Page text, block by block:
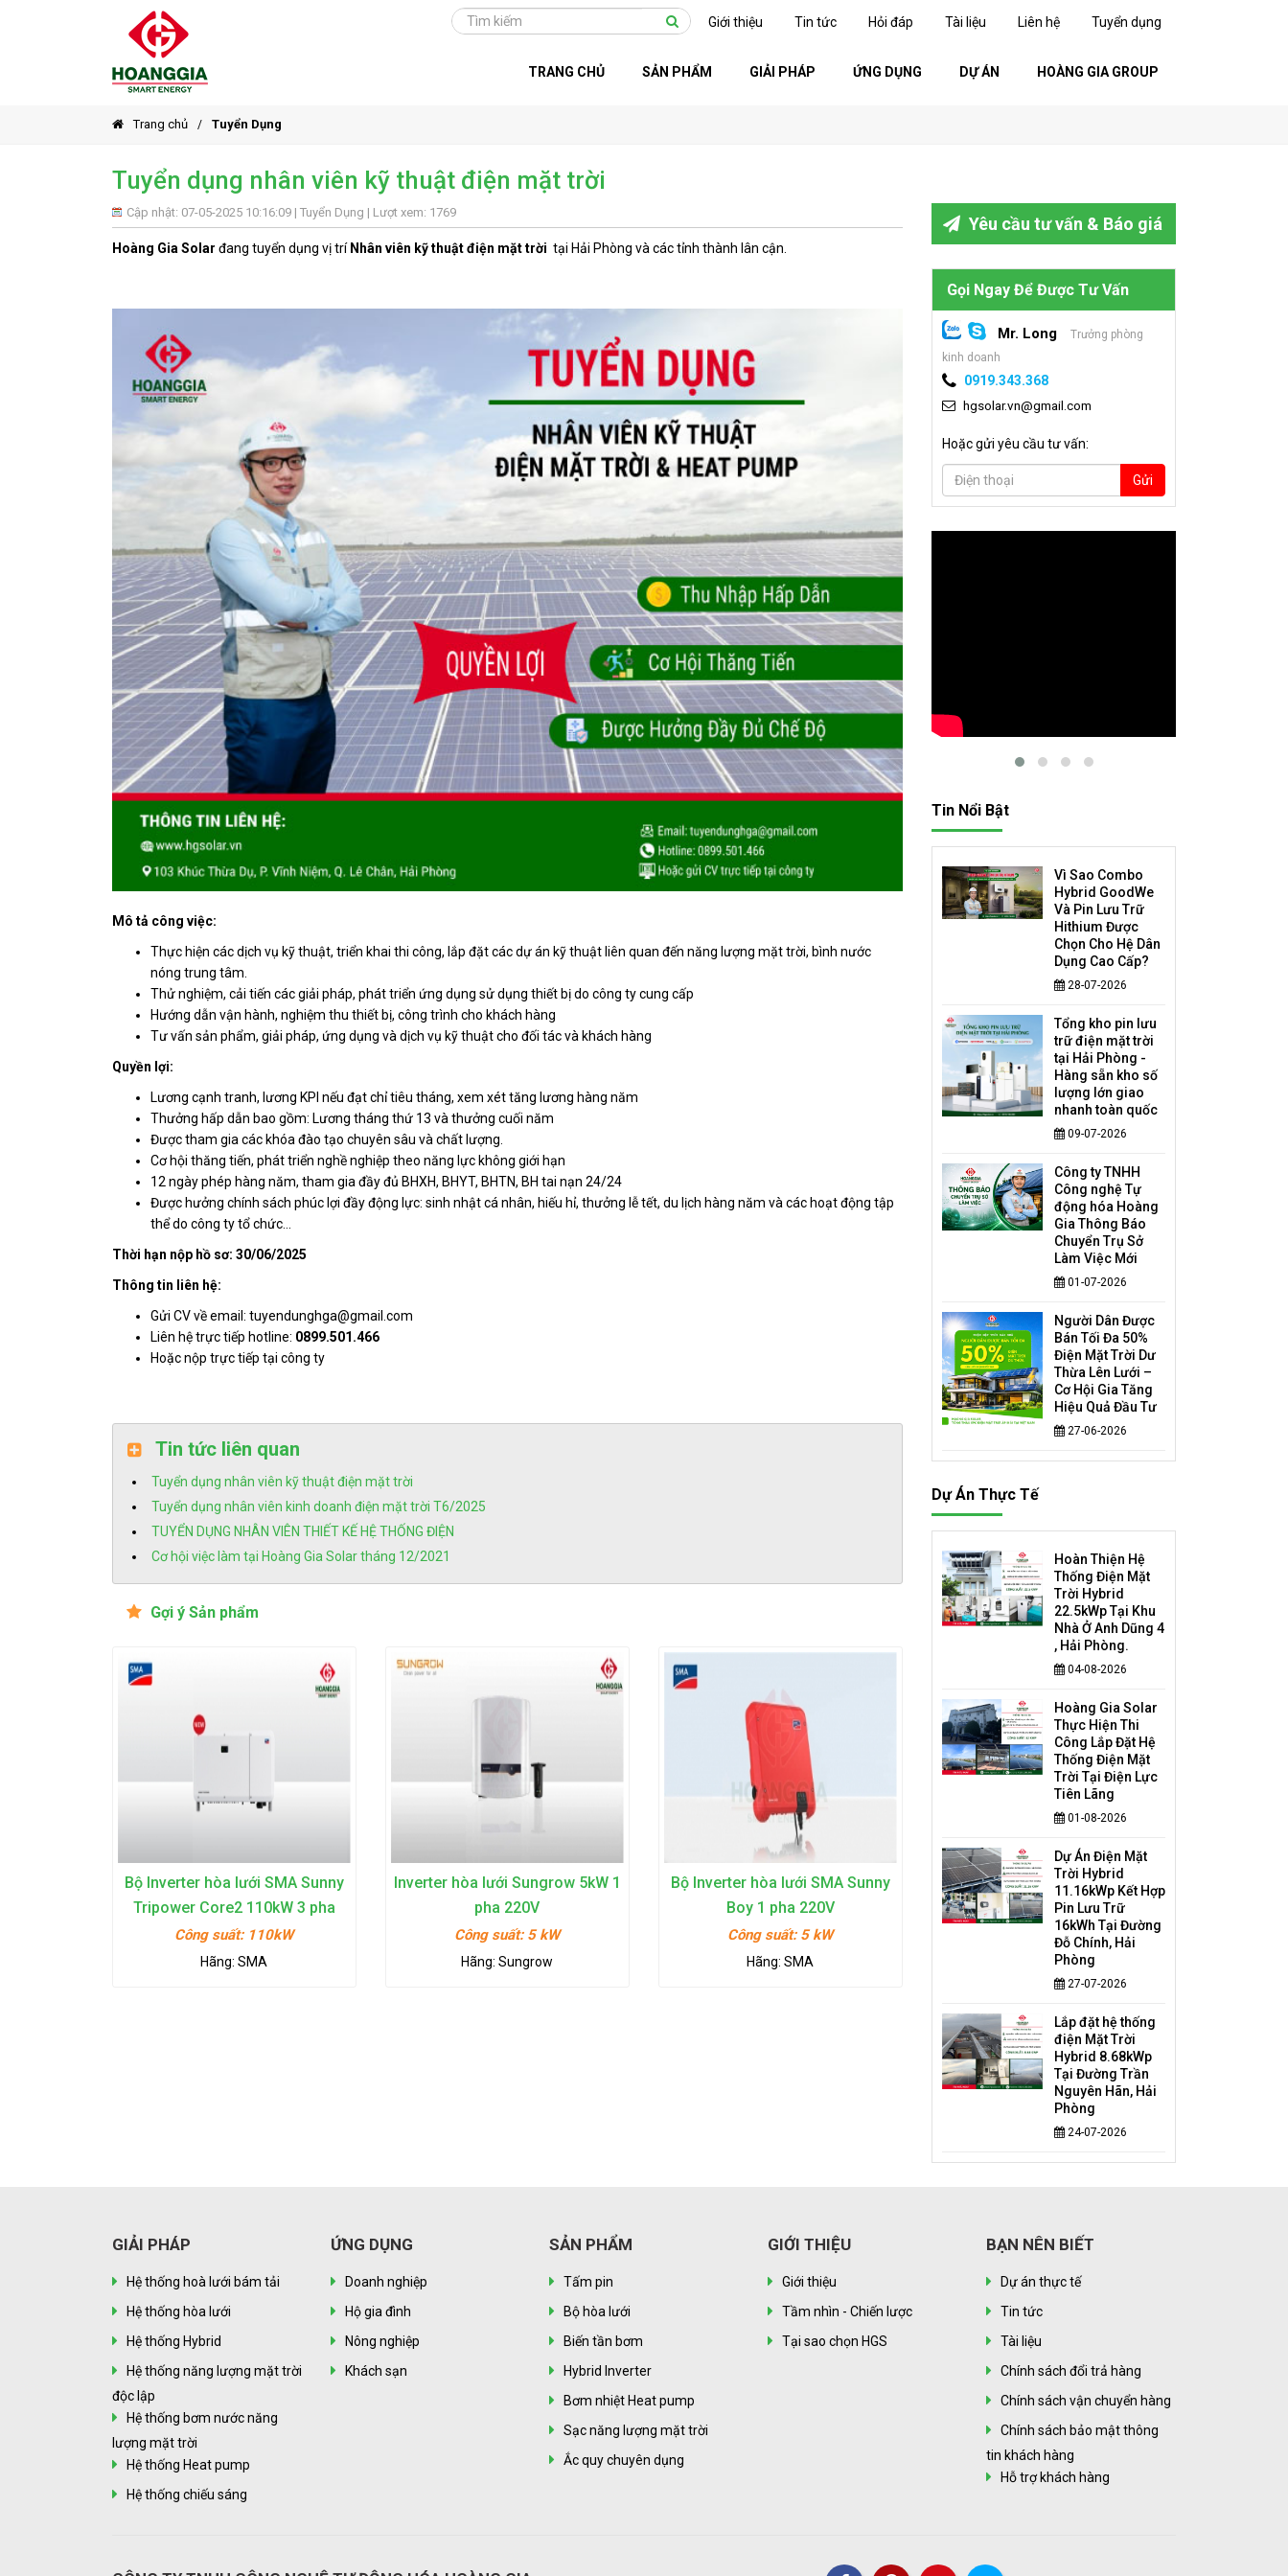
Giới thiệu Tin tức Hỏi đáp Tài liệu Liên hệ Tuyển dụng
TRANG CHỦ SẢN PHẨM GIẢI PHÁP ỨNG DỤNG DỰ ÁN HOÀNG GIA GROUP
Trang chủ Tuyển Dụng
Tuyển dụng nhân viên kỹ thuật điện mặt trời
Cập nhật: 07-05-2025 10:16:09 | Tuyển Dụng | Lượt xem: 1769
Hoàng Gia Solar đang tuyển dụng vị tríNhân viên kỹ thuật điện mặt trời tại Hải Phòng và các tỉnh thành lân cận.
Mô tả công việc:
Thực hiện các dịch vụ kỹ thuật, triển khai thi công, lắp đặt các dự án kỹ thuật liên quan đến năng lượng mặt trời, bình nước
nóng trung tâm.
Thử nghiệm, cải tiến các giải pháp, phát triển ứng dụng sử dụng thiết bị do công ty cung cấp
Hướng dẫn vận hành, nghiệm thu thiết bị, công trình cho khách hàng
Tư vấn sản phẩm, giải pháp, ứng dụng và dịch vụ kỹ thuật cho đối tác và khách hàng
Quyền lợi:
Lương cạnh tranh, lương KPI nếu đạt chỉ tiêu tháng, xem xét tăng lương hàng năm
Thưởng hấp dẫn bao gồm: Lương tháng thứ 13 và thưởng cuối năm
Được tham gia các khóa đào tạo chuyên sâu và chất lượng.
Cơ hội thăng tiến, phát triển nghề nghiệp theo năng lực không giới hạn
12 ngày phép hàng năm, tham gia đầy đủ BHXH, BHYT, BHTN, BH tai nạn 24/24
Được hưởng chính sách phúc lợi đầy động lực: sinh nhật cá nhân, hiếu hỉ, thưởng lễ tết, du lịch hàng năm và các hoạt động tập
thể do công ty tổ chức…
Thời hạn nộp hồ sơ: 30/06/2025
Thông tin liên hệ:
Gửi CV về email: tuyendunghga@gmail.com
Liên hệ trực tiếp hotline: 0899.501.466
Hoặc nộp trực tiếp tại công ty
Tin tức liên quan
Tuyển dụng nhân viên kỹ thuật điện mặt trời
Tuyển dụng nhân viên kinh doanh điện mặt trời T6/2025
TUYỂN DỤNG NHÂN VIÊN THIẾT KẾ HỆ THỐNG ĐIỆN
Cơ hội việc làm tại Hoàng Gia Solar tháng 12/2021
Gợi ý Sản phẩm
Bộ Inverter hòa lưới SMA Sunny
Tripower Core2 110kW 3 pha
380V (12MPPT)
Công suất: 110kW
Hãng:SMA
Inverter hòa lưới Sungrow 5kW 1
pha 220V
Công suất: 5 kW
Hãng:Sungrow
Bộ Inverter hòa lưới SMA Sunny
Boy 1 pha 220V
Công suất: 5 kW
Hãng:SMA
Yêu cầu tư vấn & Báo giá
Gọi Ngay Để Được Tư Vấn
Mr. Long
Trưởng phòng
kinh doanh
0919.343.368
hgsolar.vn@gmail.com
Hoặc gửi yêu cầu tư vấn:
Gửi
Tin Nổi Bật
Vì Sao Combo
Hybrid GoodWe
Và Pin Lưu Trữ
Hithium Được
Chọn Cho Hệ Dân
Dụng Cao Cấp?
28-07-2026
Tổng kho pin lưu
trữ điện mặt trời
tại Hải Phòng -
Hàng sẵn kho số
lượng lớn giao
nhanh toàn quốc
09-07-2026
Công ty TNHH
Công nghệ Tự
động hóa Hoàng
Gia Thông Báo
Chuyển Trụ Sở
Làm Việc Mới
01-07-2026
Người Dân Được
Bán Tối Đa 50%
Điện Mặt Trời Dư
Thừa Lên Lưới –
Cơ Hội Gia Tăng
Hiệu Quả Đầu Tư
27-06-2026
Dự Án Thực Tế
Hoàn Thiện Hệ
Thống Điện Mặt
Trời Hybrid
22.5kWp Tại Khu
Nhà Ở Anh Dũng 4
, Hải Phòng.
04-08-2026
Hoàng Gia Solar
Thực Hiện Thi
Công Lắp Đặt Hệ
Thống Điện Mặt
Trời Tại Điện Lực
Tiên Lãng
01-08-2026
Dự Án Điện Mặt
Trời Hybrid
11.16kWp Kết Hợp
Pin Lưu Trữ
16kWh Tại Đường
Đỗ Chính, Hải
Phòng
27-07-2026
Lắp đặt hệ thống
điện Mặt Trời
Hybrid 8.68kWp
Tại Đường Trần
Nguyên Hãn, Hải
Phòng
24-07-2026
GIẢI PHÁP
Hệ thống hoà lưới bám tải
Hệ thống hòa lưới
Hệ thống Hybrid
Hệ thống năng lượng mặt trời
độc lập
Hệ thống bơm nước năng
lượng mặt trời
Hệ thống Heat pump
Hệ thống chiếu sáng
ỨNG DỤNG
Doanh nghiệp
Hộ gia đình
Nông nghiệp
Khách sạn
SẢN PHẨM
Tấm pin
Bộ hòa lưới
Biến tần bơm
Hybrid Inverter
Bơm nhiệt Heat pump
Sạc năng lượng mặt trời
Ắc quy chuyên dụng
GIỚI THIỆU
Giới thiệu
Tầm nhìn - Chiến lược
Tại sao chọn HGS
BẠN NÊN BIẾT
Dự án thực tế
Tin tức
Tài liệu
Chính sách đổi trả hàng
Chính sách vận chuyển hàng
Chính sách bảo mật thông
tin khách hàng
Hỗ trợ khách hàng